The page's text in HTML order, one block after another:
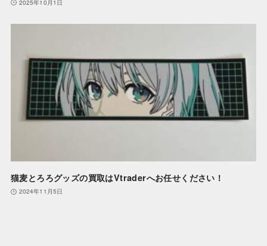
2025年10月1日
猫麦とろろグッズの買取はVtraderへお任せください！
2024年11月5日